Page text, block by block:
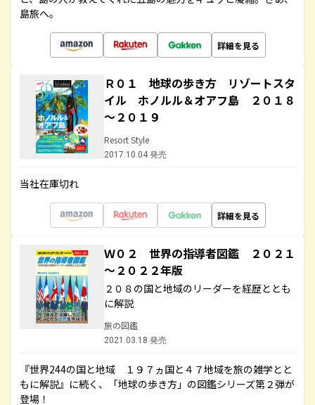
島旅へ。
詳細を見る
Ｒ０１ 地球の歩き方 リゾートスタ
イル ホノルル＆オアフ島 ２０１８
～２０１９
Resort Style
2017.10.04 発売
当社在庫切れ
詳細を見る
Ｗ０２ 世界の指導者図鑑 ２０２１
～２０２２年版
２０８の国と地域のリーダーを経歴ととも
に解説
旅の図鑑
2021.03.18 発売
『世界244の国と地域 １９７ヵ国と４７地域を旅の雑学とと
もに解説』に続く、「地球の歩き方」の図鑑シリーズ第２弾が
登場！